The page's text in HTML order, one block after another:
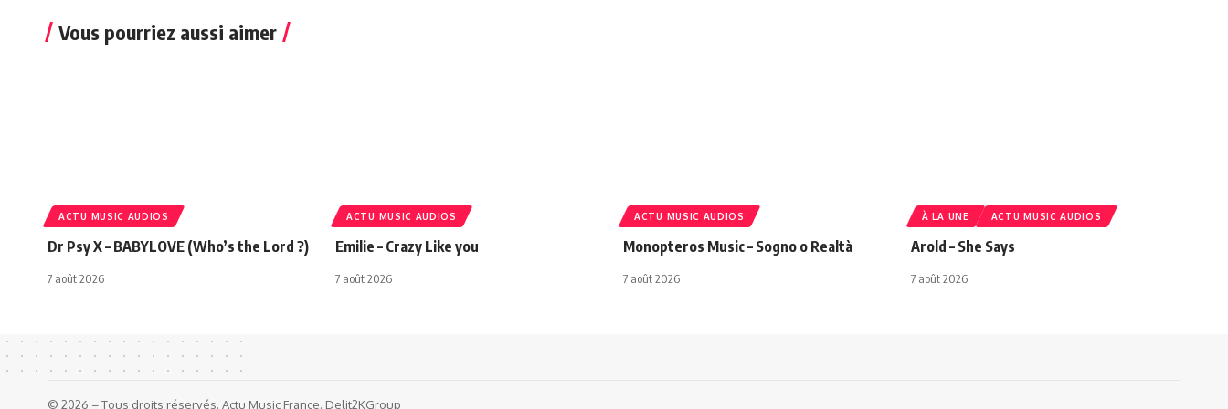
Vous pourriez aussi aimer
ACTU MUSIC AUDIOS
Dr Psy X – BABYLOVE (Who’s the Lord ?)
7 août 2026
ACTU MUSIC AUDIOS
Emilie – Crazy Like you
7 août 2026
ACTU MUSIC AUDIOS
Monopteros Music – Sogno o Realtà
7 août 2026
À LA UNE ACTU MUSIC AUDIOS
Arold – She Says
7 août 2026
© 2026 – Tous droits réservés. Actu Music France. Delit2KGroup